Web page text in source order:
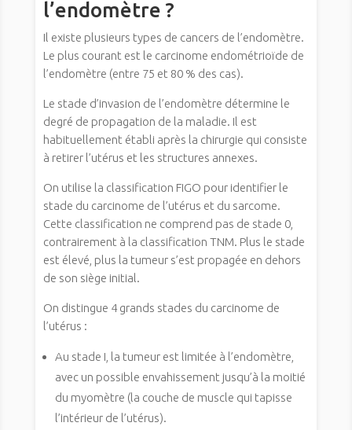
l’endomètre ?
Il existe plusieurs types de cancers de l’endomètre.
Le plus courant est le carcinome endométrioïde de
l’endomètre (entre 75 et 80 % des cas).
Le stade d’invasion de l’endomètre détermine le
degré de propagation de la maladie. Il est
habituellement établi après la chirurgie qui consiste
à retirer l’utérus et les structures annexes.
On utilise la classification FIGO pour identifier le
stade du carcinome de l’utérus et du sarcome.
Cette classification ne comprend pas de stade 0,
contrairement à la classification TNM. Plus le stade
est élevé, plus la tumeur s’est propagée en dehors
de son siège initial.
On distingue 4 grands stades du carcinome de
l’utérus :
Au stade I, la tumeur est limitée à l’endomètre,
avec un possible envahissement jusqu’à la moitié
du myomètre (la couche de muscle qui tapisse
l’intérieur de l’utérus).